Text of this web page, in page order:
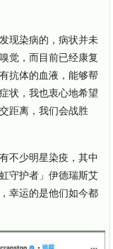
现染病的，病状并未
觉，而目前已经康复
抗体的血液，能够帮
状，我也衷心地希望
距离，我们会战胜
不少明星染疫，其中
守护者」伊德瑞斯艾
幸运的是他们如今都